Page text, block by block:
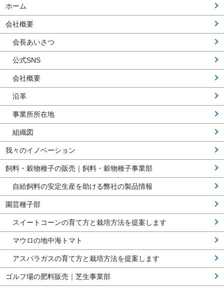
ホーム
会社概要
会長あいさつ
公式SNS
会社概要
沿革
事業所所在地
組織図
我々のイノベーション
飼料・穀物種子の販売｜飼料・穀物種子事業部
自給飼料の安定生産を助ける弊社の製品情報
園芸種子部
スイートコーンの育て方と栽培方法を提案します
マウロの地中海トマト
アスパラガスの育て方と栽培方法を提案します
ゴルフ場の肥料販売｜芝生事業部